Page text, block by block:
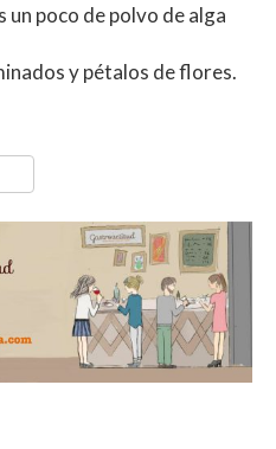
poco de polvo de alga
y pétalos de flores.